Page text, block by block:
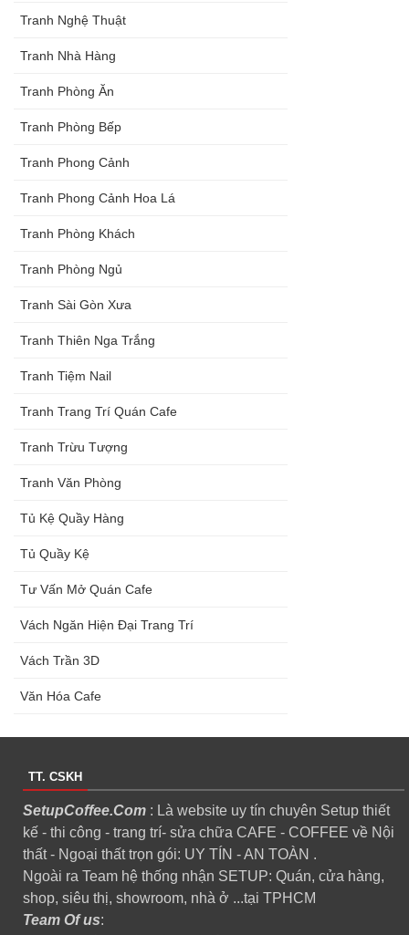
Tranh Nghệ Thuật
Tranh Nhà Hàng
Tranh Phòng Ăn
Tranh Phòng Bếp
Tranh Phong Cảnh
Tranh Phong Cảnh Hoa Lá
Tranh Phòng Khách
Tranh Phòng Ngủ
Tranh Sài Gòn Xưa
Tranh Thiên Nga Trắng
Tranh Tiệm Nail
Tranh Trang Trí Quán Cafe
Tranh Trừu Tượng
Tranh Văn Phòng
Tủ Kệ Quầy Hàng
Tủ Quầy Kệ
Tư Vấn Mở Quán Cafe
Vách Ngăn Hiện Đại Trang Trí
Vách Trần 3D
Văn Hóa Cafe
TT. CSKH
SetupCoffee.Com : Là website uy tín chuyên Setup thiết
kế - thi công - trang trí- sửa chữa CAFE - COFFEE về Nội
thất - Ngoại thất trọn gói: UY TÍN - AN TOÀN .
Ngoài ra Team hệ thống nhận SETUP: Quán, cửa hàng,
shop, siêu thị, showroom, nhà ở ...tại TPHCM
Team Of us: